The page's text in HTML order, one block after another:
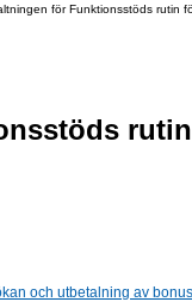
för Funktionsstöds rutin
och utbetalning av